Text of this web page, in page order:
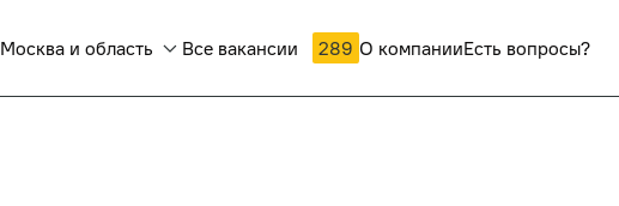
Москва и область Все вакансии 289 О компанииЕсть вопросы?